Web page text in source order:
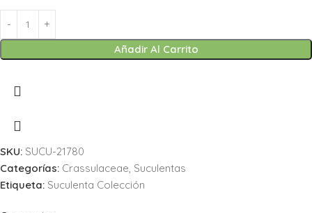
Añadir Al Carrito
SKU: SUCU-21780
Categorías: Crassulaceae, Suculentas
Etiqueta: Suculenta Colección